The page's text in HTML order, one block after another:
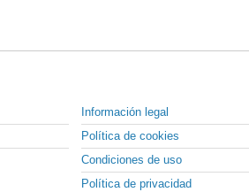
Información legal
Política de cookies
Condiciones de uso
Política de privacidad